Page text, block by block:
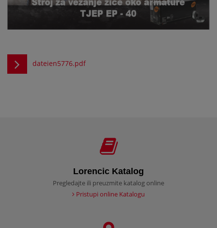
dateien5776.pdf
Lorencic Katalog
Pregledajte ili preuzmite katalog online
Pristupi online Katalogu